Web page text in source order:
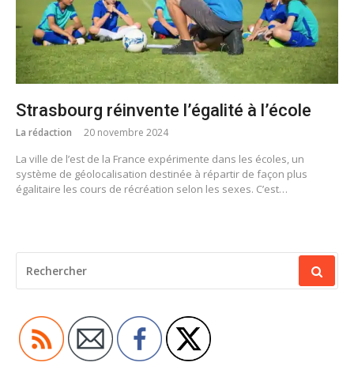
Strasbourg réinvente l’égalité à l’école
La rédaction 20 novembre 2024
La ville de l’est de la France expérimente dans les écoles, un
système de géolocalisation destinée à répartir de façon plus
égalitaire les cours de récréation selon les sexes. C’est…
POUR
: